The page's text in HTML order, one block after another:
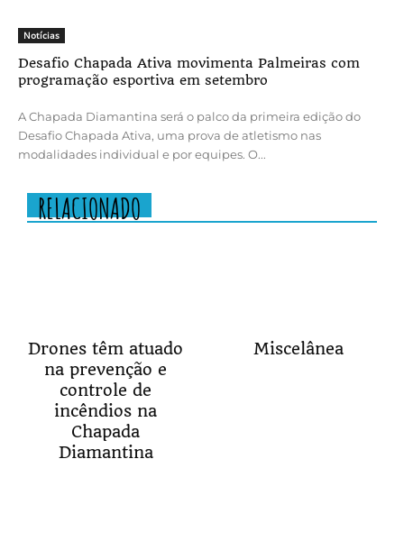
Notícias
Desafio Chapada Ativa movimenta Palmeiras com
programação esportiva em setembro
A Chapada Diamantina será o palco da primeira edição do
Desafio Chapada Ativa, uma prova de atletismo nas
modalidades individual e por equipes. O...
RELACIONADO
Drones têm atuado
na prevenção e
controle de
incêndios na
Chapada
Diamantina
Miscelânea